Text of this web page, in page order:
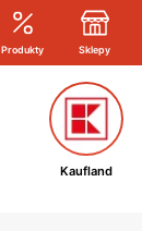
Produkty Sklepy
Kaufland